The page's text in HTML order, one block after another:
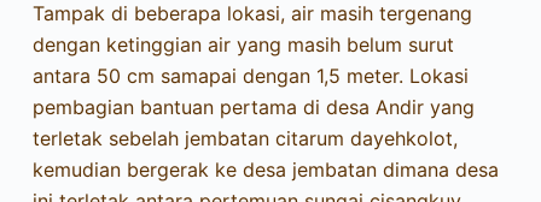
Tampak di beberapa lokasi, air masih tergenang
dengan ketinggian air yang masih belum surut
antara 50 cm samapai dengan 1,5 meter. Lokasi
pembagian bantuan pertama di desa Andir yang
terletak sebelah jembatan citarum dayehkolot,
kemudian bergerak ke desa jembatan dimana desa